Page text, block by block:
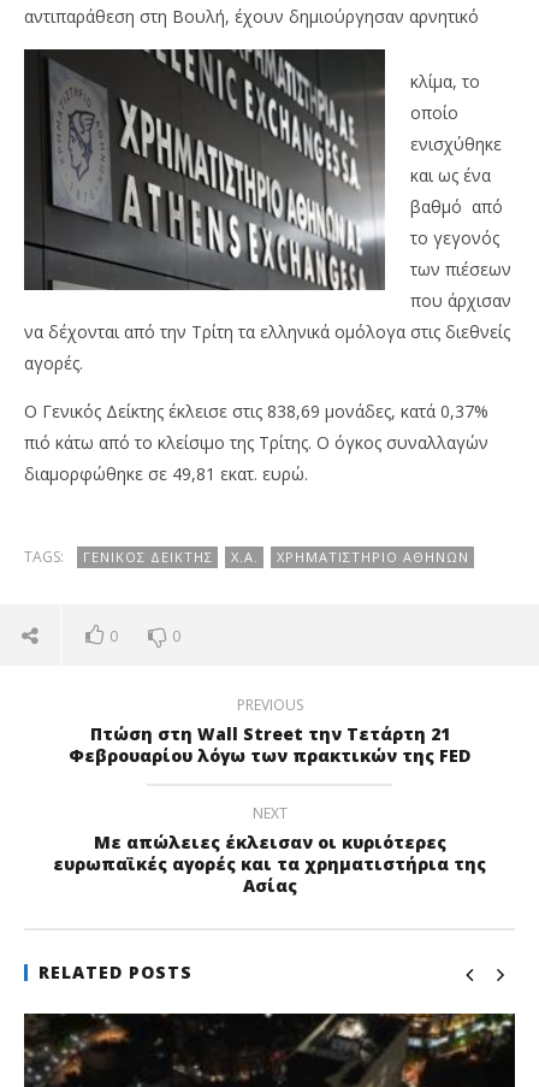
NOW VIEWING
Με πτώση 0,37% έκλεισε ο Γενικός Δείκτης του
Χ.Α. την Τετάρτη, εν μέσω πολιτικών εξελίξεων
21/02/2018
Metoxes
Online
αντιπαράθεση στη Βουλή, έχουν δημιούργησαν αρνητικό
κλίμα, το
οποίο
ενισχύθηκε
και ως ένα
βαθμό από
το γεγονός
των πιέσεων
που άρχισαν
να δέχονται από την Τρίτη τα ελληνικά ομόλογα στις διεθνείς
αγορές.
Ο Γενικός Δείκτης έκλεισε στις 838,69 μονάδες, κατά 0,37%
πιό κάτω από το κλείσιμο της Τρίτης. Ο όγκος συναλλαγών
διαμορφώθηκε σε 49,81 εκατ. ευρώ.
TAGS: ΓΕΝΙΚΌΣ ΔΕΊΚΤΗΣ Χ.Α. ΧΡΗΜΑΤΙΣΤΉΡΙΟ ΑΘΗΝΏΝ
0 0
PREVIOUS
Πτώση στη Wall Street την Τετάρτη 21
Φεβρουαρίου λόγω των πρακτικών της FED
NEXT
Με απώλειες έκλεισαν οι κυριότερες
ευρωπαϊκές αγορές και τα χρηματιστήρια της
Ασίας
RELATED POSTS